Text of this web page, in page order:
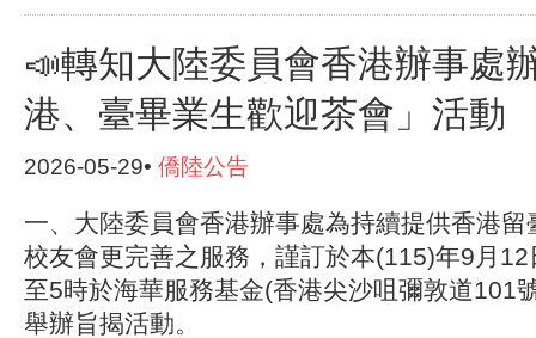
📣轉知大陸委員會香港辦事處
港、臺畢業生歡迎茶會」活動
2026-05-29• 僑陸公告
一、大陸委員會香港辦事處為持續提供香港
校友會更完善之服務，謹訂於本(115)年9月
至5時於海華服務基金(香港尖沙咀彌敦道101
舉辦旨揭活動。